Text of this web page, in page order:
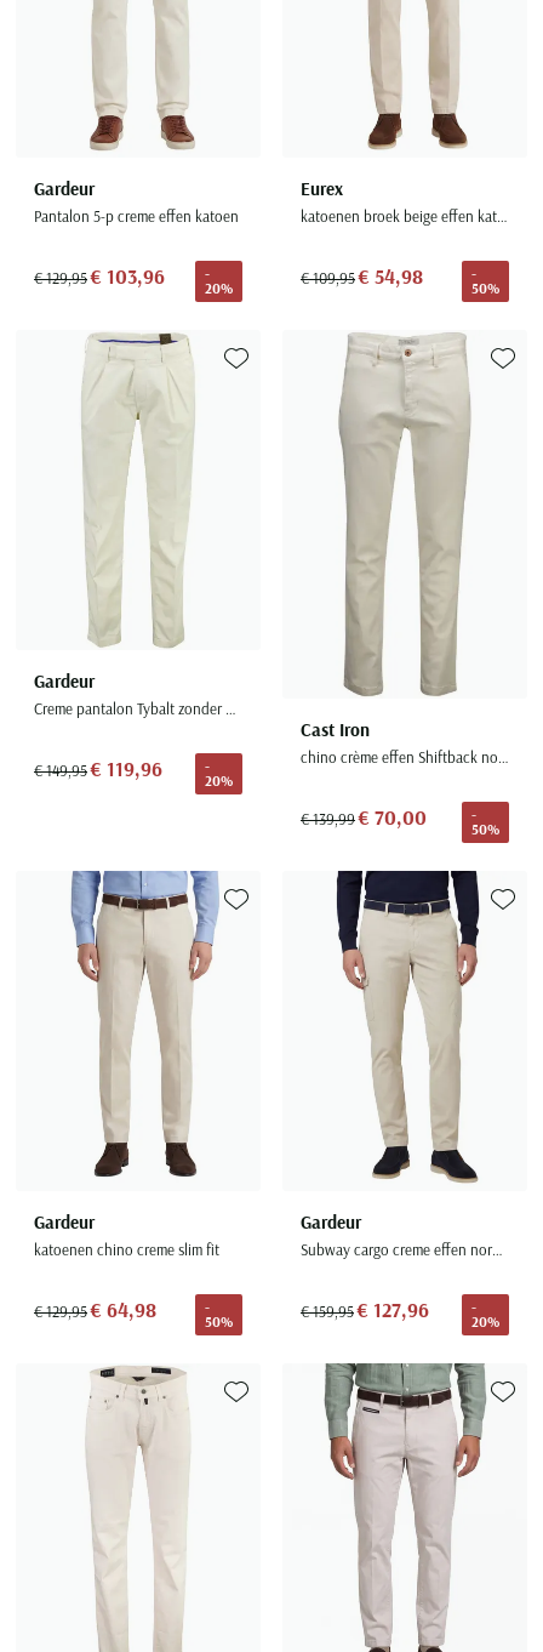
Gardeur
Pantalon 5-p creme effen katoen
€ 129,95€ 103,96
-
20%
Eurex
katoenen broek beige effen katoen
€ 109,95€ 54,98
-
50%
Gardeur
Creme pantalon Tybalt zonder omslag
€ 149,95€ 119,96
-
20%
Toevoegen aan favorieten
Cast Iron
chino crème effen Shiftback normale fit katoen
€ 139,99€ 70,00
-
50%
Gardeur
katoenen chino creme slim fit
€ 129,95€ 64,98
-
50%
Toevoegen aan favorieten
Gardeur
Subway cargo creme effen normale fit
€ 159,95€ 127,96
-
20%
Toevoegen aan favorieten